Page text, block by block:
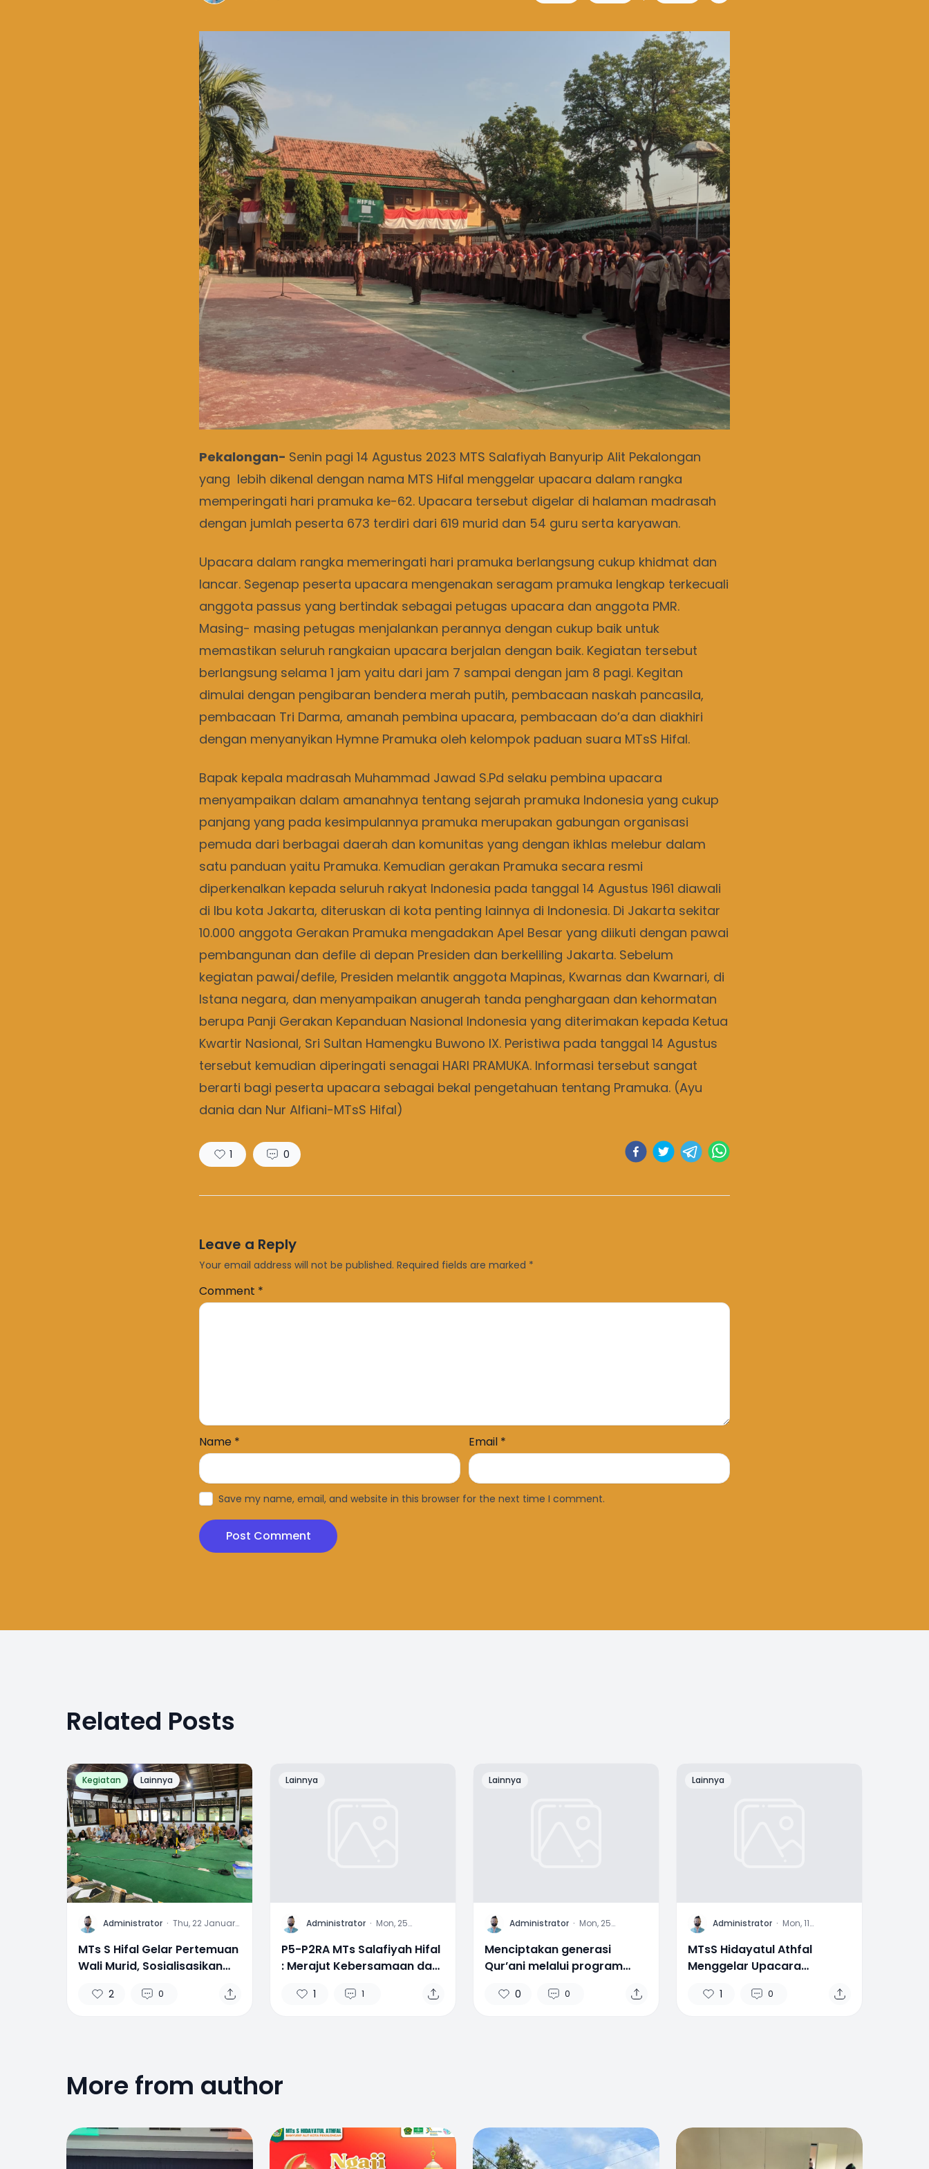
Pekalongan- Senin pagi 14 Agustus 2023 MTS Salafiyah Banyurip Alit Pekalongan
yang lebih dikenal dengan nama MTS Hifal menggelar upacara dalam rangka
memperingati hari pramuka ke-62. Upacara tersebut digelar di halaman madrasah
dengan jumlah peserta 673 terdiri dari 619 murid dan 54 guru serta karyawan.
Upacara dalam rangka memeringati hari pramuka berlangsung cukup khidmat dan
lancar. Segenap peserta upacara mengenakan seragam pramuka lengkap terkecuali
anggota passus yang bertindak sebagai petugas upacara dan anggota PMR.
Masing- masing petugas menjalankan perannya dengan cukup baik untuk
memastikan seluruh rangkaian upacara berjalan dengan baik. Kegiatan tersebut
berlangsung selama 1 jam yaitu dari jam 7 sampai dengan jam 8 pagi. Kegitan
dimulai dengan pengibaran bendera merah putih, pembacaan naskah pancasila,
pembacaan Tri Darma, amanah pembina upacara, pembacaan do’a dan diakhiri
dengan menyanyikan Hymne Pramuka oleh kelompok paduan suara MTsS Hifal.
Bapak kepala madrasah Muhammad Jawad S.Pd selaku pembina upacara
menyampaikan dalam amanahnya tentang sejarah pramuka Indonesia yang cukup
panjang yang pada kesimpulannya pramuka merupakan gabungan organisasi
pemuda dari berbagai daerah dan komunitas yang dengan ikhlas melebur dalam
satu panduan yaitu Pramuka. Kemudian gerakan Pramuka secara resmi
diperkenalkan kepada seluruh rakyat Indonesia pada tanggal 14 Agustus 1961 diawali
di Ibu kota Jakarta, diteruskan di kota penting lainnya di Indonesia. Di Jakarta sekitar
10.000 anggota Gerakan Pramuka mengadakan Apel Besar yang diikuti dengan pawai
pembangunan dan defile di depan Presiden dan berkeliling Jakarta. Sebelum
kegiatan pawai/defile, Presiden melantik anggota Mapinas, Kwarnas dan Kwarnari, di
Istana negara, dan menyampaikan anugerah tanda penghargaan dan kehormatan
berupa Panji Gerakan Kepanduan Nasional Indonesia yang diterimakan kepada Ketua
Kwartir Nasional, Sri Sultan Hamengku Buwono IX. Peristiwa pada tanggal 14 Agustus
tersebut kemudian diperingati senagai HARI PRAMUKA. Informasi tersebut sangat
berarti bagi peserta upacara sebagai bekal pengetahuan tentang Pramuka. (Ayu
dania dan Nur Alfiani-MTsS Hifal)
1 0
Leave a Reply
Your email address will not be published. Required fields are marked *
Comment *
Name * Email *
Save my name, email, and website in this browser for the next time I comment.
Related Posts
Kegiatan Lainnya
A Administrator · Thu, 22 January
2026
MTs S Hifal Gelar Pertemuan
Wali Murid, Sosialisasikan
Persiapan Tasyakuran Kelas
2 0
Lainnya
A Administrator · Mon, 25
September 2023
P5-P2RA MTs Salafiyah Hifal
: Merajut Kebersamaan dan
Maulid Nabi Muhammad
1 1
Lainnya
A Administrator · Mon, 25
September 2023
Menciptakan generasi
Qur’ani melalui program
Athfal (Hifal)
0 0
Lainnya
A Administrator · Mon, 11
September 2023
MTsS Hidayatul Athfal
Menggelar Upacara
1 0
More from author
1 0 2